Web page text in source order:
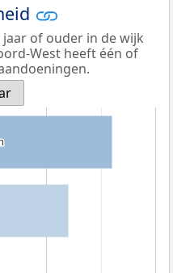
jaar of ouder in de wijk
West heeft één of